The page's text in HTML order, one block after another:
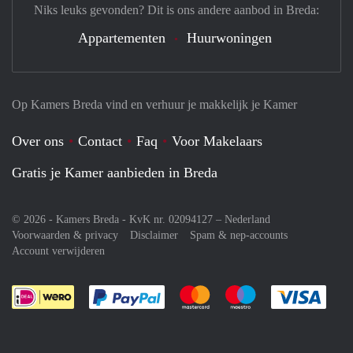
Op Kamers Breda vind en verhuur je makkelijk je Kamer
Over ons Contact Faq
Voor Makelaars
Gratis je Kamer aanbieden in Breda
© 2026 - Kamers Breda - KvK nr. 02094127 – Nederland
Voorwaarden & privacy
Disclaimer
Spam & nep-accounts
Account verwijderen
Je rekent gemakkelijk af met Paypal
Je rekent gemakkelijk af met
Je rekent
Niks leuks gevonden? Dit is ons andere aanbod in Breda:
Appartementen Huurwoningen